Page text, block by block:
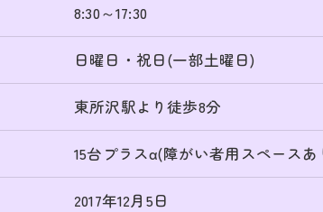
8:30～17:30
日曜日・祝日(一部土曜日)
東所沢駅より徒歩8分
15台プラスα(障がい者用スペースあ
2017年12月5日